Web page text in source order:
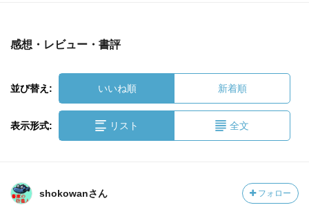
感想・レビュー・書評
並び替え: いいね順 新着順
表示形式: リスト 全文
shokowanさん フォロー